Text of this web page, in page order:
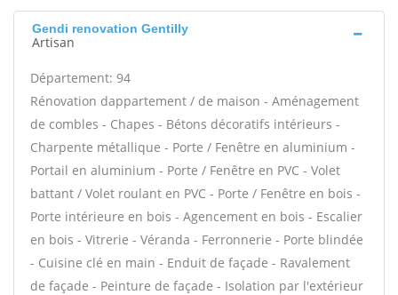
Gendi renovation Gentilly
Artisan
Département: 94
Rénovation dappartement / de maison - Aménagement
de combles - Chapes - Bétons décoratifs intérieurs -
Charpente métallique - Porte / Fenêtre en aluminium -
Portail en aluminium - Porte / Fenêtre en PVC - Volet
battant / Volet roulant en PVC - Porte / Fenêtre en bois -
Porte intérieure en bois - Agencement en bois - Escalier
en bois - Vitrerie - Véranda - Ferronnerie - Porte blindée
- Cuisine clé en main - Enduit de façade - Ravalement
de façade - Peinture de façade - Isolation par l'extérieur